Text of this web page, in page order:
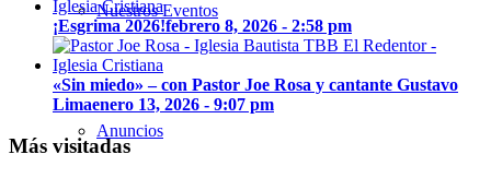
Nuestros Eventos
Anuncios
¡Esgrima 2026!febrero 8, 2026 - 2:58 pm
«Sin miedo» – con Pastor Joe Rosa y cantante Gustavo
Limaenero 13, 2026 - 9:07 pm
Más visitadas